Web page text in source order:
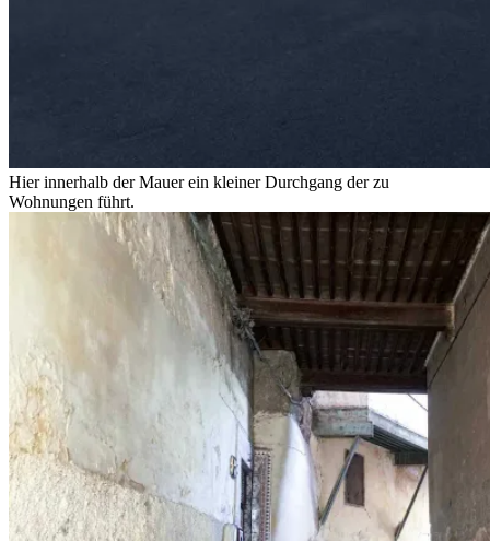
Hier innerhalb der Mauer ein kleiner Durchgang der zu
Wohnungen führt.